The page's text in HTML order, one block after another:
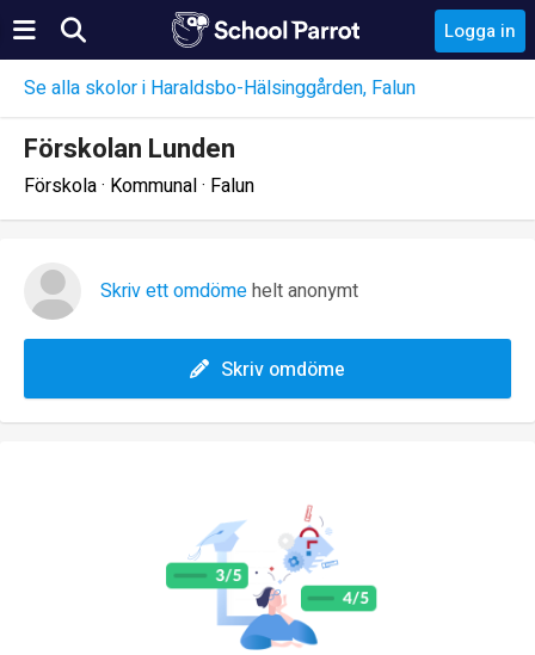
Logga in
Se alla skolor i Haraldsbo-Hälsinggården, Falun
Förskolan Lunden
Förskola · Kommunal · Falun
Skriv ett omdömehelt anonymt
Skriv omdöme